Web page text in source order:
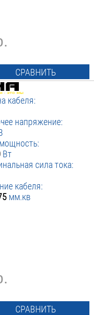
СРАВНИТЬ
кабеля:
напряжение:
Вт
сила тока:
кабеля:
мм.кв
СРАВНИТЬ